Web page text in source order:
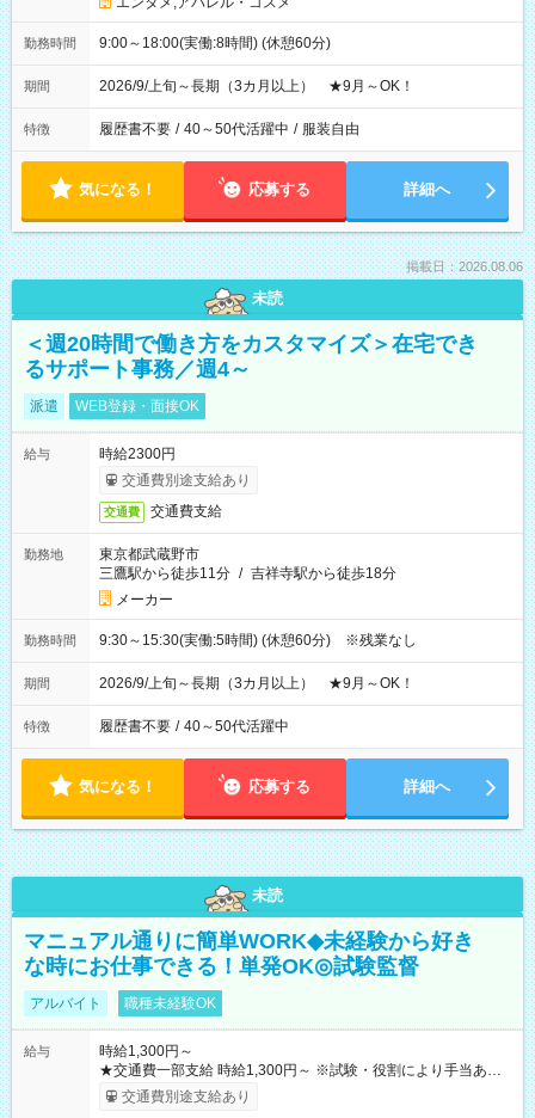
勤務時間 9:00～18:00(実働:8時間) (休憩60分)
期間 2026/9/上旬～長期（3カ月以上） ★9月～OK！
特徴 履歴書不要 / 40～50代活躍中 / 服装自由
気になる！ 応募する 詳細へ
掲載日：2026.08.06
未読
＜週20時間で働き方をカスタマイズ＞在宅でき
るサポート事務／週4～
派遣 WEB登録・面接OK
給与
時給2300円
交通費別途支給あり
交通費 交通費支給
勤務地
東京都武蔵野市
三鷹駅から徒歩11分 / 吉祥寺駅から徒歩18分
メーカー
勤務時間 9:30～15:30(実働:5時間) (休憩60分) ※残業なし
期間 2026/9/上旬～長期（3カ月以上） ★9月～OK！
特徴 履歴書不要 / 40～50代活躍中
気になる！ 応募する 詳細へ
未読
マニュアル通りに簡単WORK◆未経験から好き
な時にお仕事できる！単発OK◎試験監督
アルバイト 職種未経験OK
給与
時給1,300円～
★交通費一部支給 時給1,300円～ ※試験・役割により手当あり
※勤務回数により昇給あり 【即給（前払い）オプションあ
り！】 希望される場合、勤務から1週間ほどで給与の一部を受け
交通費別途支給あり